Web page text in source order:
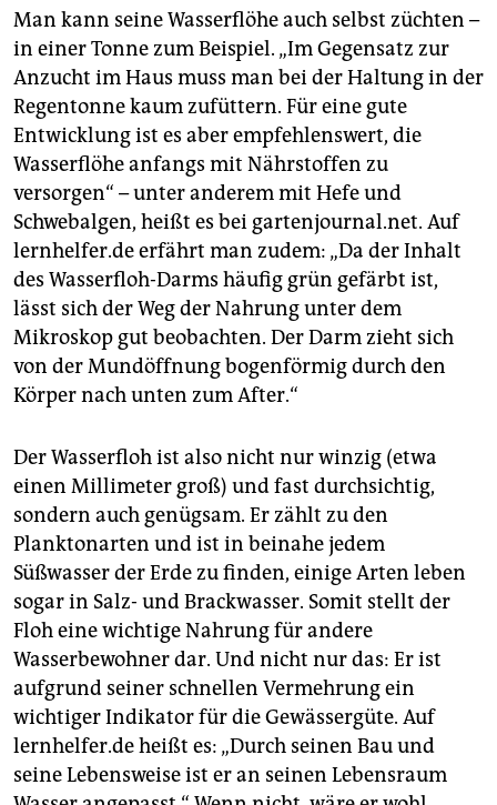
Man kann seine Wasserflöhe auch selbst züchten –
in einer Tonne zum Beispiel. „Im Gegensatz zur
Anzucht im Haus muss man bei der Haltung in der
Regentonne kaum zufüttern. Für eine gute
Entwicklung ist es aber empfehlenswert, die
Wasserflöhe anfangs mit Nährstoffen zu
versorgen“ – unter anderem mit Hefe und
Schwebalgen, heißt es bei gartenjournal.net. Auf
lernhelfer.de erfährt man zudem: „Da der Inhalt
des Wasserfloh-Darms häufig grün gefärbt ist,
lässt sich der Weg der Nahrung unter dem
Mikroskop gut beobachten. Der Darm zieht sich
von der Mundöffnung bogenförmig durch den
Körper nach unten zum After.“
Der Wasserfloh ist also nicht nur winzig (etwa
einen Millimeter groß) und fast durchsichtig,
sondern auch genügsam. Er zählt zu den
Planktonarten und ist in beinahe jedem
Süßwasser der Erde zu finden, einige Arten leben
sogar in Salz- und Brackwasser. Somit stellt der
Floh eine wichtige Nahrung für andere
Wasserbewohner dar. Und nicht nur das: Er ist
aufgrund seiner schnellen Vermehrung ein
wichtiger Indikator für die Gewässergüte. Auf
lernhelfer.de heißt es: „Durch seinen Bau und
seine Lebensweise ist er an seinen Lebensraum